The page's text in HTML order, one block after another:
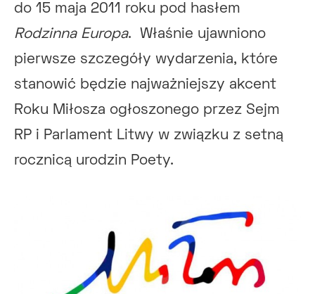
do 15 maja 2011 roku pod hasłem
Rodzinna Europa. Właśnie ujawniono
pierwsze szczegóły wydarzenia, które
stanowić będzie najważniejszy akcent
Roku Miłosza ogłoszonego przez Sejm
RP i Parlament Litwy w związku z setną
rocznicą urodzin Poety.